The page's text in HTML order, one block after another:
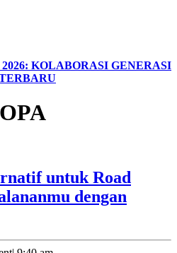
KOLABORASI GENERASI
untuk Road
dengan